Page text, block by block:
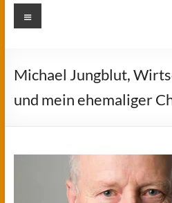
Menü
Michael Jungblut,
und mein ehemaliger